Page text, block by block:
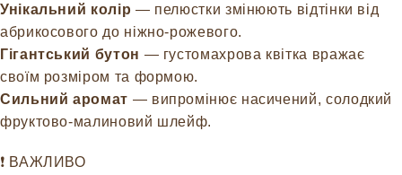
Унікальний колір — пелюстки змінюють відтінки від
абрикосового до ніжно-рожевого.
Гігантський бутон — густомахрова квітка вражає
своїм розміром та формою.
Сильний аромат — випромінює насичений, солодкий
фруктово-малиновий шлейф.
❗️ ВАЖЛИВО